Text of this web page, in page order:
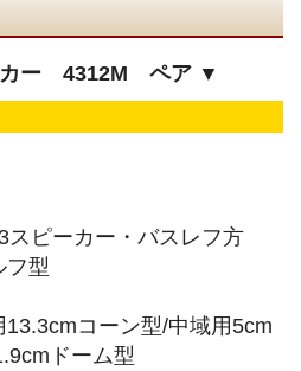
ー 4312M ペア ▼
スピーカー・バスレフ方
フ型
コーン型/中域用5cm
ドーム型